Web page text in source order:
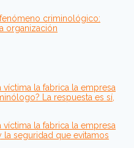
criminológico:
organización
la fabrica la empresa
La respuesta es sí,
la fabrica la empresa
la seguridad que evitamos